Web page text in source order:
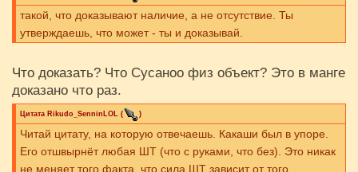
такой, что доказывают наличие, а не отсутствие. Ты
утверждаешь, что может - ты и доказывай.
Что доказать? Что Сусаноо физ объект? Это в манге
доказано что раз.
Цитата Rikudo_SenninLOL ( )
Читай цитату, на которую отвечаешь. Какаши был в упоре.
Его отшвырнёт любая ШТ (что с руками, что без). Это никак
не меняет того факта, что сила ШТ зависит от того,